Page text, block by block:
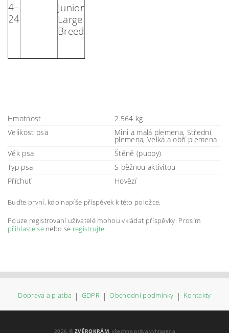
4–
24
Junior
Large
Breed
Hmotnost
2.564 kg
Velikost psa
Mini a malá plemena, Střední
plemena, Velká a obří plemena
Věk psa
Štěně (puppy)
Typ psa
S běžnou aktivitou
Příchuť
Hovězí
Buďte první, kdo napíše příspěvek k této položce.
Pouze registrovaní uživatelé mohou vkládat příspěvky. Prosím
přihlaste senebo se registrujte.
Doprava a platba | GDPR | Obchodní podmínky | Kontakty
2026 ©ZVĚROKRÁM, všechna práva vyhrazena